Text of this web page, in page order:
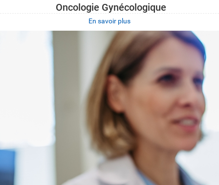
Oncologie Gynécologique
En savoir plus